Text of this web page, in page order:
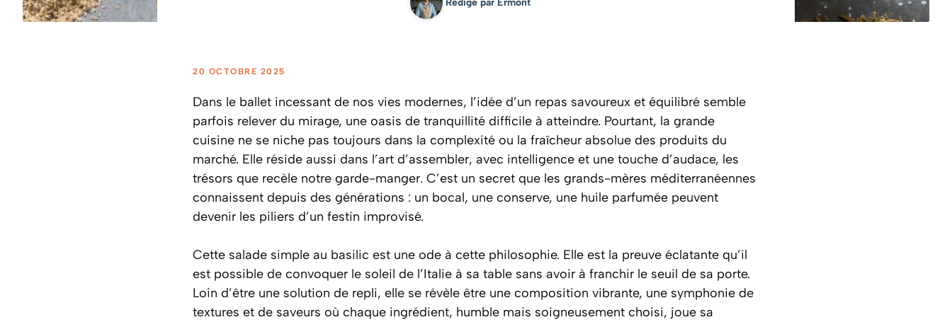
Rédigé par Ermont
20 OCTOBRE 2025
Dans le ballet incessant de nos vies modernes, l’idée d’un repas savoureux et équilibré semble
parfois relever du mirage, une oasis de tranquillité difficile à atteindre. Pourtant, la grande
cuisine ne se niche pas toujours dans la complexité ou la fraîcheur absolue des produits du
marché. Elle réside aussi dans l’art d’assembler, avec intelligence et une touche d’audace, les
trésors que recèle notre garde-manger. C’est un secret que les grands-mères méditerranéennes
connaissent depuis des générations : un bocal, une conserve, une huile parfumée peuvent
devenir les piliers d’un festin improvisé.
Cette salade simple au basilic est une ode à cette philosophie. Elle est la preuve éclatante qu’il
est possible de convoquer le soleil de l’Italie à sa table sans avoir à franchir le seuil de sa porte.
Loin d’être une solution de repli, elle se révèle être une composition vibrante, une symphonie de
textures et de saveurs où chaque ingrédient, humble mais soigneusement choisi, joue sa